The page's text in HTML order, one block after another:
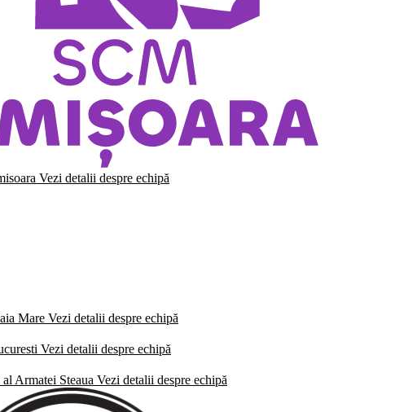
Vezi detalii despre echipă
Mare Vezi detalii despre echipă
Vezi detalii despre echipă
Armatei Steaua Vezi detalii despre echipă